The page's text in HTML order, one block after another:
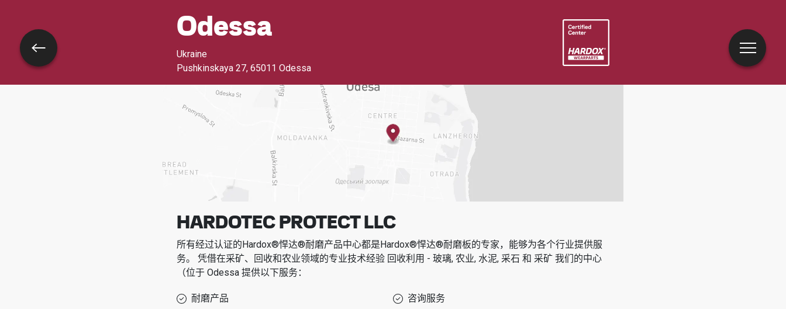
Odessa
Ukraine
Pushkinskaya 27, 65011 Odessa
HARDOTEC PROTECT LLC
所有经过认证的Hardox®悍达®耐磨产品中心都是Hardox®悍达®耐磨板的专家，能够为各个行业提供服
务。 凭借在采矿、回收和农业领域的专业技术经验 回收利用 - 玻璃, 农业, 水泥, 采石 和 采矿 我们的中心
（位于 Odessa提供以下服务：
耐磨产品
咨询服务
返回